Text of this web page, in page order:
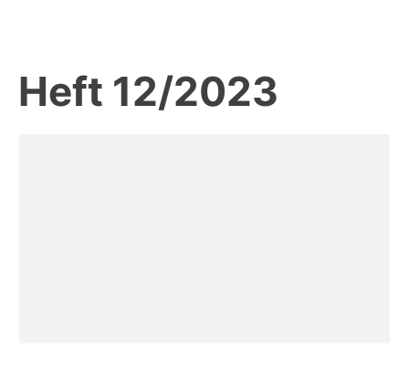
Heft 12/2023